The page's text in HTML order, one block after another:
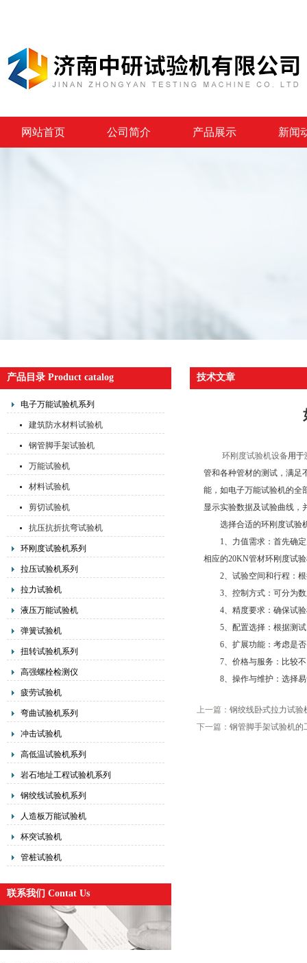
网站首页 公司简介 产品展示 新闻
产品目录 Product catalog
电子万能试验机系列
建筑防水材料试验机
钢管脚手架试验机
万能试验机
材料试验机
剪切试验机
抗压抗折抗弯试验机
环刚度试验机系列
拉压试验机系列
拉力试验机
液压万能试验机
弹簧试验机
扭转试验机系列
高强螺栓检测仪
疲劳试验机
弯曲试验机系列
冲击试验机
高低温试验机系列
岩石地址工程试验机系列
钢绞线试验机系列
人造板万能试验机
杯突试验机
管桩试验机
联系我们 Contat Us
技术文章
环刚度试验机设备用于
管和各种管材的测试，满足
能，如电子万能试验机的全
显示实验数据及试验曲线，
选择合适的环刚度试验机
1、力值需求：首先确定
相应的20KN管材环刚度试
2、试验空间和行程：根
3、控制方式：可分为数
4、精度要求：确保试验
5、配置选择：根据测试
6、扩展功能：考虑是否
7、价格与服务：比较不
8、操作与维护：选择易
上一篇： 钢绞线卧式拉力试验
下一篇： 钢管脚手架试验机的